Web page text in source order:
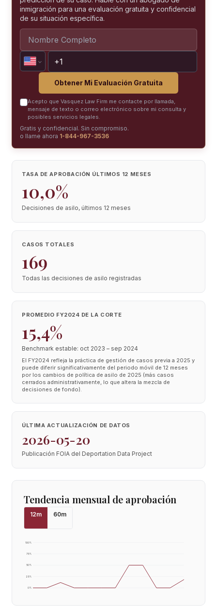
inmigración para una evaluación gratuita y confidencial
de su situación específica.
Obtener Mi Evaluación Gratuita
Acepto que Vasquez Law Firm me contacte por llamada,
mensaje de texto o correo electrónico sobre mi consulta y
posibles servicios legales.
Gratis y confidencial. Sin compromiso.
o llame ahora 1-844-967-3536
TASA DE APROBACIÓN ÚLTIMOS 12 MESES
10,0%
Decisiones de asilo, últimos 12 meses
CASOS TOTALES
169
Todas las decisiones de asilo registradas
PROMEDIO FY2024 DE LA CORTE
15,4%
Benchmark estable: oct 2023 – sep 2024
El FY2024 refleja la práctica de gestión de casos previa a 2025 y
puede diferir significativamente del periodo móvil de 12 meses
por los cambios de política de asilo de 2025 (más casos
cerrados administrativamente, lo que altera la mezcla de
decisiones de fondo).
ÚLTIMA ACTUALIZACIÓN DE DATOS
2026-05-20
Publicación FOIA del Deportation Data Project
Tendencia mensual de aprobación
12m 60m
0%
25%
50%
75%
100%